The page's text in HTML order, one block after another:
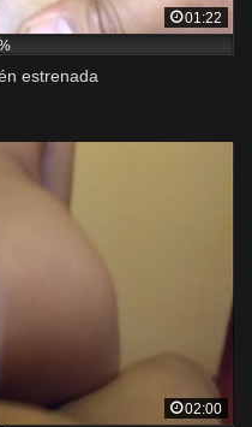
01:22
estrenada
02:00